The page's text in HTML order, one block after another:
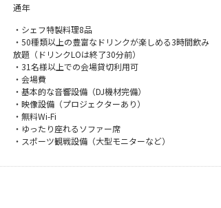
通年
・シェフ特製料理8品
・50種類以上の豊富なドリンクが楽しめる3時間飲み
放題（ドリンクLOは終了30分前）
・31名様以上での会場貸切利用可
・会場費
・基本的な音響設備（DJ機材完備）
・映像設備（プロジェクターあり）
・無料Wi-Fi
・ゆったり座れるソファー席
・スポーツ観戦設備（大型モニターなど）